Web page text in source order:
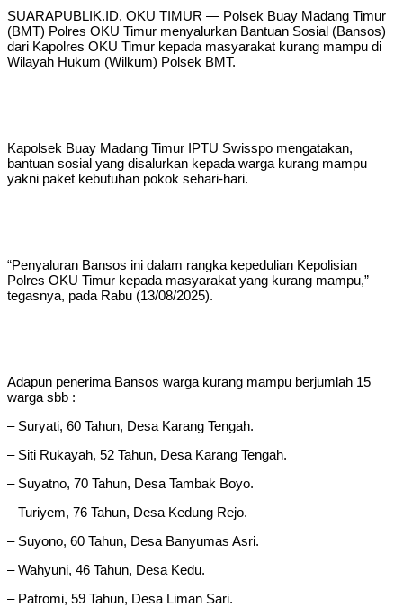
SUARAPUBLIK.ID, OKU TIMUR — Polsek Buay Madang Timur
(BMT) Polres OKU Timur menyalurkan Bantuan Sosial (Bansos)
dari Kapolres OKU Timur kepada masyarakat kurang mampu di
Wilayah Hukum (Wilkum) Polsek BMT.
Kapolsek Buay Madang Timur IPTU Swisspo mengatakan,
bantuan sosial yang disalurkan kepada warga kurang mampu
yakni paket kebutuhan pokok sehari-hari.
“Penyaluran Bansos ini dalam rangka kepedulian Kepolisian
Polres OKU Timur kepada masyarakat yang kurang mampu,”
tegasnya, pada Rabu (13/08/2025).
Adapun penerima Bansos warga kurang mampu berjumlah 15
warga sbb :
– Suryati, 60 Tahun, Desa Karang Tengah.
– Siti Rukayah, 52 Tahun, Desa Karang Tengah.
– Suyatno, 70 Tahun, Desa Tambak Boyo.
– Turiyem, 76 Tahun, Desa Kedung Rejo.
– Suyono, 60 Tahun, Desa Banyumas Asri.
– Wahyuni, 46 Tahun, Desa Kedu.
– Patromi, 59 Tahun, Desa Liman Sari.